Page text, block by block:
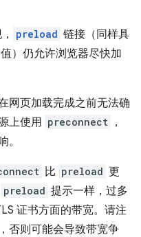
preload 链接（同样具
值）仍允许浏览器尽快加
网页加载完成之前无法确
上使用 preconnect
，
。
比 preload 更
preload 提示一样，过多
证书方面的带宽。请注
否则可能会导致带宽争